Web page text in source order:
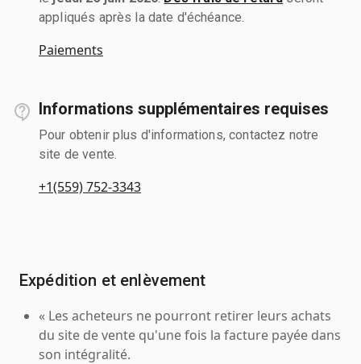
appliqués après la date d'échéance.
Paiements
Informations supplémentaires requises
Pour obtenir plus d'informations, contactez notre
site de vente.
+1(559) 752-3343
Expédition et enlèvement
« Les acheteurs ne pourront retirer leurs achats
du site de vente qu'une fois la facture payée dans
son intégralité.